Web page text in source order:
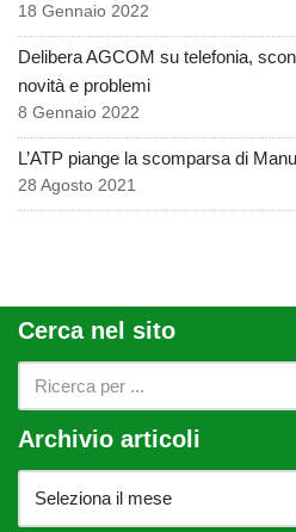
18 Gennaio 2022
Delibera AGCOM su telefonia,
novità e problemi
8 Gennaio 2022
L’ATP piange la scomparsa di
28 Agosto 2021
Cerca nel sito
Archivio articoli